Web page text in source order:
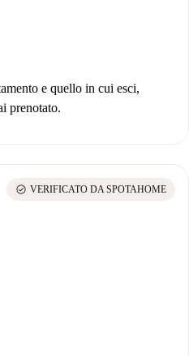
e quello in cui esci,
prenotato.
check_circle VERIFICATO DA SPOTAHOME